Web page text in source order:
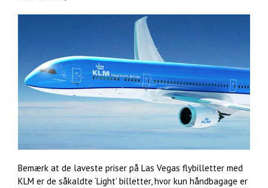
Bemærk at de laveste priser på Las Vegas flybilletter med
KLM er de såkaldte ‘Light’ billetter, hvor kun håndbagage er